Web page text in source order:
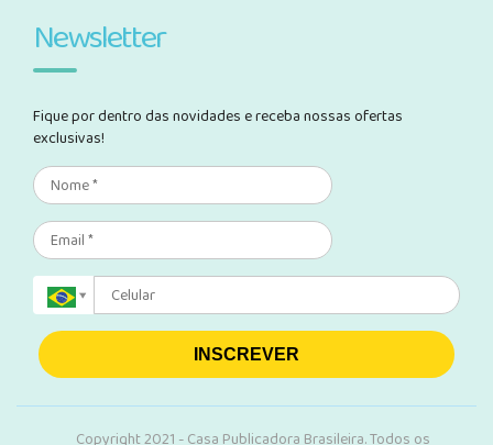
Newsletter
Fique por dentro das novidades e receba nossas ofertas
exclusivas!
INSCREVER
Copyright 2021 - Casa Publicadora Brasileira. Todos os